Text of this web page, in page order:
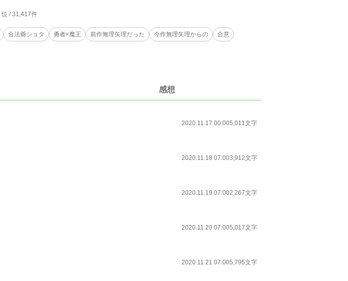
位 / 31,417件
合法爺ショタ 勇者×魔王 前作無理矢理だった 今作無理矢理からの
合意
感想
2020.11.17 00:005,011文字
2020.11.18 07:003,912文字
2020.11.19 07:002,267文字
2020.11.20 07:005,017文字
2020.11.21 07:005,795文字